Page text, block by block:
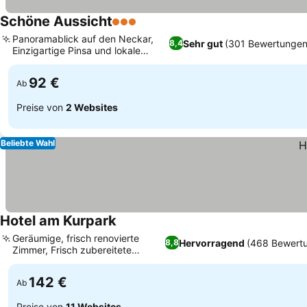
Schöne Aussicht3 Sterne
8,4Sehr gut (301
Panoramablick auf den Neckar,
Einzigartige Pinsa und lokale
Küche
Ab 92 €
Preise von 2 Websites
Beliebte Wahl
Hotel am Kurpark
8,8Hervorragend (468
Geräumige, frisch renovierte
Zimmer, Frisch zubereitete
Frühstückseier
Ab 142 €